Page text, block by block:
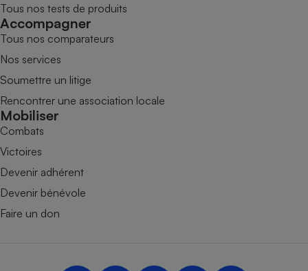
Tous nos tests de produits
Accompagner
Tous nos comparateurs
Nos services
Soumettre un litige
Rencontrer une association locale
Mobiliser
Combats
Victoires
Devenir adhérent
Devenir bénévole
Faire un don